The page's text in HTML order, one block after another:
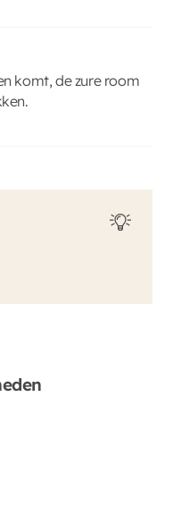
komt, de zure room